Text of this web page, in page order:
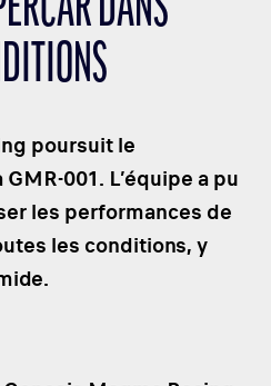
DURABLE
BY DHL
DANS
poursuit le
001. L’équipe a pu
les performances de
les conditions, y